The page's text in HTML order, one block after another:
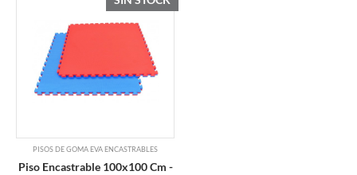
PISOS DE GOMA EVA ENCASTRABLES
Piso Encastrable 100x100 Cm -